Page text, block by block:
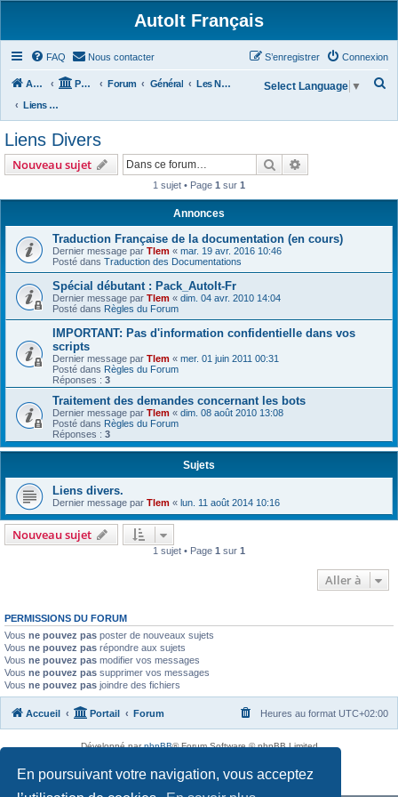
En poursuivant votre navigation, vous acceptez
AutoIt Français
FAQ Nous contacter Connexion
S’enregistrer
Accueil Portail Forum Général
Les Nouvelles d'AutoIt
Liens Divers
r
Select Language ▼
Liens Divers
Nouveau sujet Rechercher
1 sujet • Page 1 sur 1
Annonces
Traduction Française de la documentation (en cours)
Dernier message par Tlem « mar. 19 avr. 2016 10:46
Posté dans Traduction des Documentations
Spécial débutant : Pack_AutoIt-Fr
Dernier message par Tlem « dim. 04 avr. 2010 14:04
Posté dans Règles du Forum
IMPORTANT: Pas d'information confidentielle dans vos
scripts
Dernier message par Tlem « mer. 01 juin 2011 00:31
Posté dans Règles du Forum
Réponses : 3
Traitement des demandes concernant les bots
Dernier message par Tlem « dim. 08 août 2010 13:08
Posté dans Règles du Forum
Réponses : 3
Sujets
Liens divers.
Dernier message par Tlem « lun. 11 août 2014 10:16
Nouveau sujet
1 sujet • Page 1 sur 1
Aller à
PERMISSIONS DU FORUM
Vous ne pouvez pas poster de nouveaux sujets
Vous ne pouvez pas répondre aux sujets
Vous ne pouvez pas modifier vos messages
Vous ne pouvez pas supprimer vos messages
Vous ne pouvez pas joindre des fichiers
Accueil Portail Forum Heures au format UTC+02:00
Développé parphpBB® Forum Software © phpBB Limited
Confidentialité| Conditions